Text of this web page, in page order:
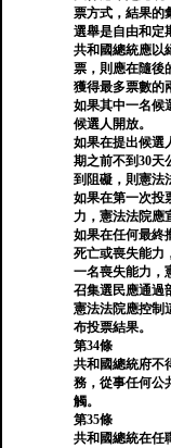
票方式，結果的
選舉是自由和定
共和國總統應以
票，則應在隨後
獲得最多票數的
如果其中一名候
候選人開放。
如果在提出候選
期之前不到30天
到阻礙，則憲法
如果在第一次投
力，憲法法院應
如果在任何最終
死亡或喪失能力
一名喪失能力，
召集選民應通過
憲法法院應控制
布投票結果。
第34條
共和國總統府不
務，從事任何公
觸。
第35條
共和國總統在任